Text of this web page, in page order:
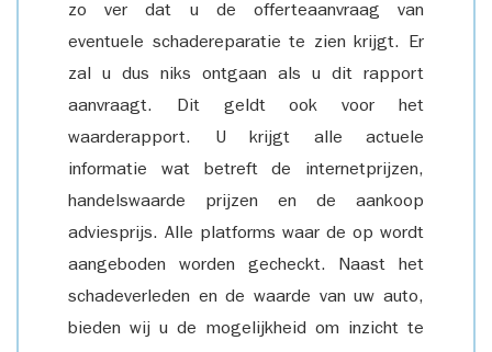
zo ver dat u de offerteaanvraag van
eventuele schadereparatie te zien krijgt. Er
zal u dus niks ontgaan als u dit rapport
aanvraagt. Dit geldt ook voor het
waarderapport. U krijgt alle actuele
informatie wat betreft de internetprijzen,
handelswaarde prijzen en de aankoop
adviesprijs. Alle platforms waar de op wordt
aangeboden worden gecheckt. Naast het
schadeverleden en de waarde van uw auto,
bieden wij u de mogelijkheid om inzicht te